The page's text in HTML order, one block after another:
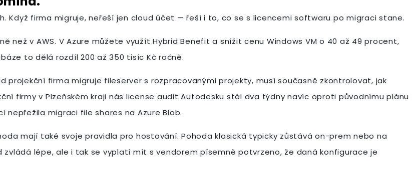
Když firma migruje, neřeší jen cloud účet — řeší i to, co se s licencemi softwaru po migraci stane.
než v AWS. V Azure můžete využít Hybrid Benefit a snížit cenu Windows VM o 40 až 49 procent,
to dělá rozdíl 200 až 350 tisíc Kč ročně.
projekční firma migruje fileserver s rozpracovanými projekty, musí současně zkontrolovat, jak
firmy v Plzeňském kraji nás license audit Autodesku stál dva týdny navíc oproti původnímu plánu
migraci file shares na Azure Blob.
mají také svoje pravidla pro hostování. Pohoda klasická typicky zůstává on-prem nebo na
zvládá lépe, ale i tak se vyplatí mít s vendorem písemně potvrzeno, že daná konfigurace je